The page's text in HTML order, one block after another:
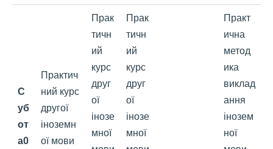
С
уб
от
а0
Практич
ний курс
другої
іноземн
ої мови
Прак
тичн
ий
курс
друг
ої
інозе
мної
Прак
тичн
ий
курс
друг
ої
інозе
мної
Практ
ична
метод
ика
виклад
ання
інозем
ної